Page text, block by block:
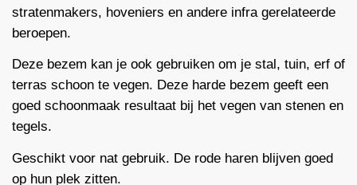
stratenmakers, hoveniers en andere infra gerelateerde
beroepen.
Deze bezem kan je ook gebruiken om je stal, tuin, erf of
terras schoon te vegen. Deze harde bezem geeft een
goed schoonmaak resultaat bij het vegen van stenen en
tegels.
Geschikt voor nat gebruik. De rode haren blijven goed
op hun plek zitten.